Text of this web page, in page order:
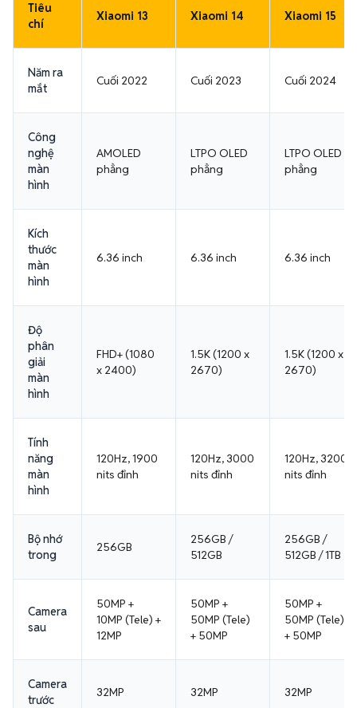
Tiêu
chí
Xiaomi 13 Xiaomi 14 Xiaomi 15
Năm ra
mắt
Cuối 2022 Cuối 2023 Cuối 2024
Công
nghệ
màn
hình
AMOLED
phẳng
LTPO OLED
phẳng
LTPO OLED
phẳng
Kích
thước
màn
hình
6.36 inch 6.36 inch 6.36 inch
Độ
phân
giải
màn
hình
FHD+ (1080
x 2400)
1.5K (1200 x
2670)
1.5K (1200 x
2670)
Tính
năng
màn
hình
120Hz, 1900
nits đỉnh
120Hz, 3000
nits đỉnh
120Hz, 3200
nits đỉnh
Bộ nhớ
trong
256GB
256GB /
512GB
256GB /
512GB / 1TB
Camera
sau
50MP +
10MP (Tele) +
12MP
50MP +
50MP (Tele)
+ 50MP
50MP +
50MP (Tele)
+ 50MP
Camera
trước
32MP 32MP 32MP